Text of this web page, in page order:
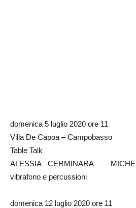
domenica 5 luglio 2020 ore 11
Villa De Capoa – Campobasso
Table Talk
ALESSIA CERMINARA –
vibrafono e percussioni
domenica 12 luglio 2020 ore 11